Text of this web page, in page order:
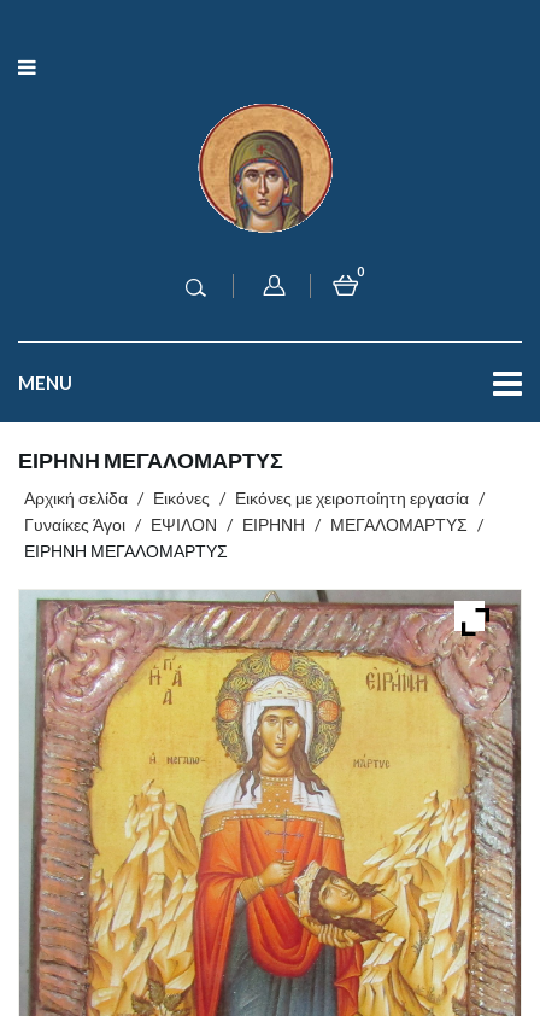
0
MENU
ΕΙΡΗΝΗ ΜΕΓΑΛΟΜΑΡΤΥΣ
Αρχική σελίδα / Εικόνες / Εικόνες με χειροποίητη εργασία /
Γυναίκες Άγοι / ΕΨΙΛΟΝ / ΕΙΡΗΝΗ / ΜΕΓΑΛΟΜΑΡΤΥΣ /
ΕΙΡΗΝΗ ΜΕΓΑΛΟΜΑΡΤΥΣ